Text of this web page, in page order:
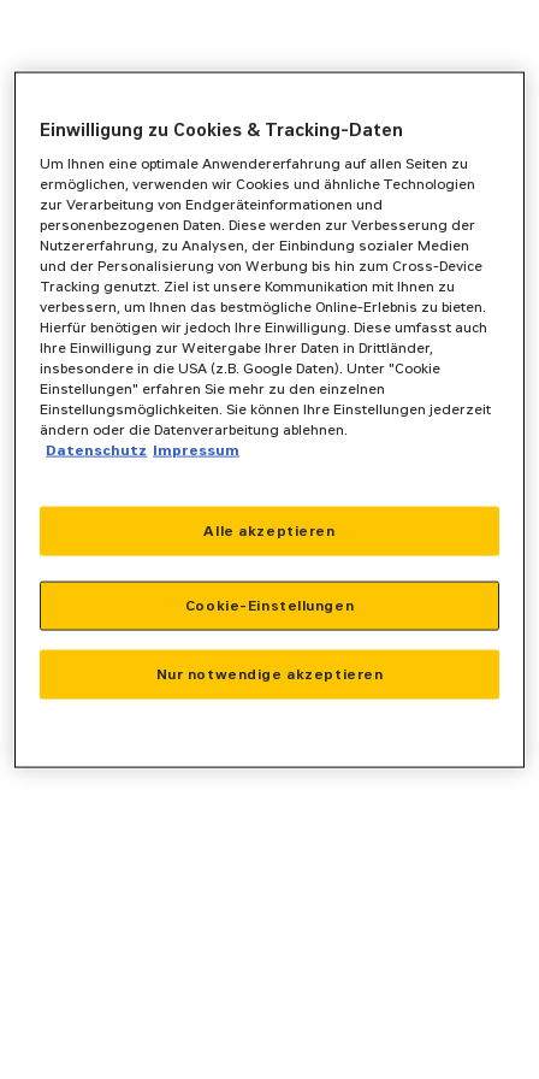
Application error: aclient-side exception has occurred while
www.zeppelin-powersystems.com
Einwilligung zu Cookies & Tracking-Daten
Um Ihnen eine optimale Anwendererfahrung auf allen Seiten zu
ermöglichen, verwenden wir Cookies und ähnliche Technologien
zur Verarbeitung von Endgeräteinformationen und
personenbezogenen Daten. Diese werden zur Verbesserung der
Nutzererfahrung, zu Analysen, der Einbindung sozialer Medien
und der Personalisierung von Werbung bis hin zum Cross-Device
Tracking genutzt. Ziel ist unsere Kommunikation mit Ihnen zu
verbessern, um Ihnen das bestmögliche Online-Erlebnis zu bieten.
Hierfür benötigen wir jedoch Ihre Einwilligung. Diese umfasst auch
Ihre Einwilligung zur Weitergabe Ihrer Daten in Drittländer,
insbesondere in die USA (z.B. Google Daten). Unter "Cookie
Einstellungen" erfahren Sie mehr zu den einzelnen
Einstellungsmöglichkeiten. Sie können Ihre Einstellungen jederzeit
ändern oder die Datenverarbeitung ablehnen.
Datenschutz Impressum
Nur notwendige akzeptieren
Alle akzeptieren
Cookie-Einstellungen